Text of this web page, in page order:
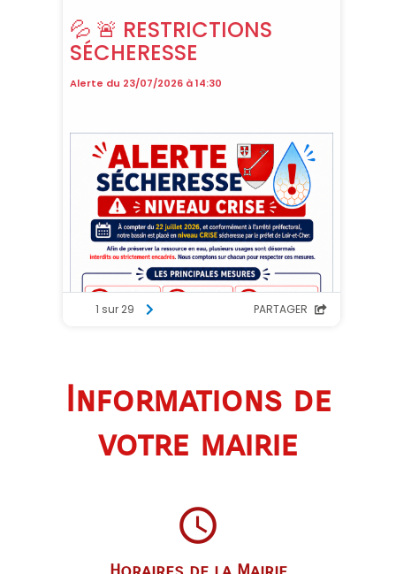
Informations de
votre mairie
query_builder